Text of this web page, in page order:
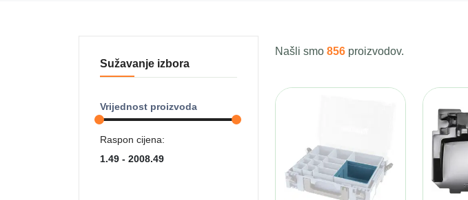
Našli smo 856 proizvodov.
Sužavanje izbora
Vrijednost proizvoda
Raspon cijena: